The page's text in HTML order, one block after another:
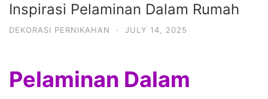
Inspirasi Pelaminan Dalam Rumah
DEKORASI PERNIKAHAN · JULY 14, 2025
Pelaminan Dalam